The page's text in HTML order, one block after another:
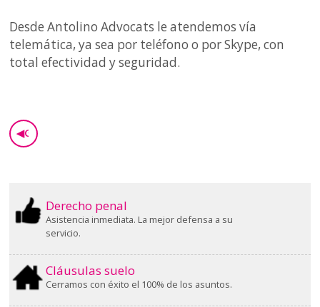
Desde Antolino Advocats le atendemos vía
telemática, ya sea por teléfono o por Skype, con
total efectividad y seguridad.
◀GO BACK
Derecho penal
Asistencia inmediata. La mejor defensa a su
servicio.
Cláusulas suelo
Cerramos con éxito el 100% de los asuntos.